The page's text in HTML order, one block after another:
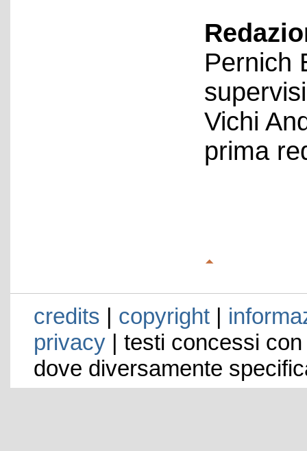
Pernich
Vichi
prima
credits | copyright|
privacy| testi concessi
dove diversamente